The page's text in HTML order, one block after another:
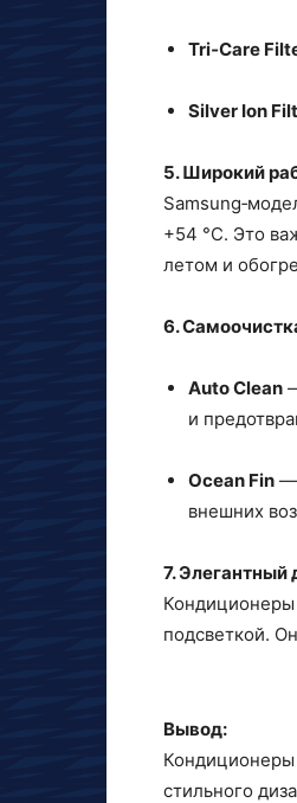
Tri‑Care
Silver Ion
5. Широкий
+54 °C. Это
летом и
6.
Auto Clean
и
Ocean Fin —
внешних
7. Элегантный
Кондиционеры
подсветкой.
Вывод:
Кондиционеры
стильного